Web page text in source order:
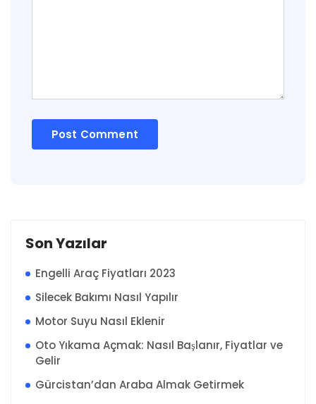
Son Yazılar
Engelli Araç Fiyatları 2023
Silecek Bakımı Nasıl Yapılır
Motor Suyu Nasıl Eklenir
Oto Yıkama Açmak: Nasıl Başlanır, Fiyatlar ve
Gelir
Gürcistan’dan Araba Almak Getirmek